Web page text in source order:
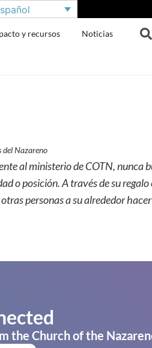
y recursos Noticias
del Nazareno
al ministerio de COTN, nunca
o posición. A través de su regalo
personas a su alrededor
the Church of the